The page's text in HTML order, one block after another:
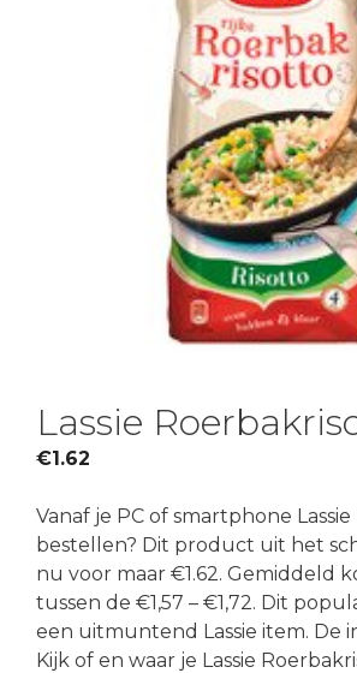
Lassie
€1.62
Vanaf je PC of smartphone
bestellen? Dit product uit het
nu voor maar €1.62. Gemiddeld
tussen de €1,57 – €1,72. Dit
een uitmuntend Lassie item. De
Kijk of en waar je Lassie